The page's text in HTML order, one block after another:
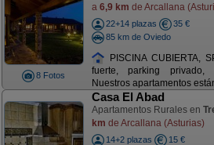
8 Fotos
a 6,9 km de Arcallana
22+14 plazas
35 €
85 km de Oviedo
PISCINA CUBIERTA,
fuerte, parking privado,
Nuestros apartamentos
Casa El Abad
Apartamentos Rurales en
km de Arcallana (Asturias)
14+2 plazas
15 €